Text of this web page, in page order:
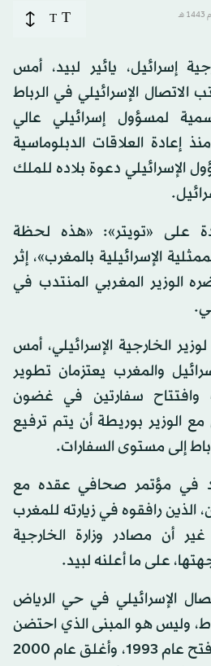
T
T
إسرائيل، يائير لبيد، أمس
الإسرائيلي في الرباط
لمسؤول إسرائيلي عالي
إعادة العلاقات الدبلوماسية
الإسرائيلي دعوة بلاده للملك
على «تويتر»: «هذه لحظة
الإسرائيلية بالمغرب»، إثر
الوزير المغربي المنتدب في
الخارجية الإسرائيلي، أمس
والمغرب يعتزمان تطوير
وافتتاح سفارتين في غضون
مع الوزير بوريطة أن يتم ترفيع
إلى مستوى السفارات.
في مؤتمر صحافي عقده مع
الذين رافقوه في زيارته للمغرب
أن مصادر وزارة الخارجية
على ما أعلنه لبيد.
الإسرائيلي في حي الرياض
وليس هو المبنى الذي احتضن
مكتب اتصال، كان قد افتح عام 1993، وأغلق عام 2000